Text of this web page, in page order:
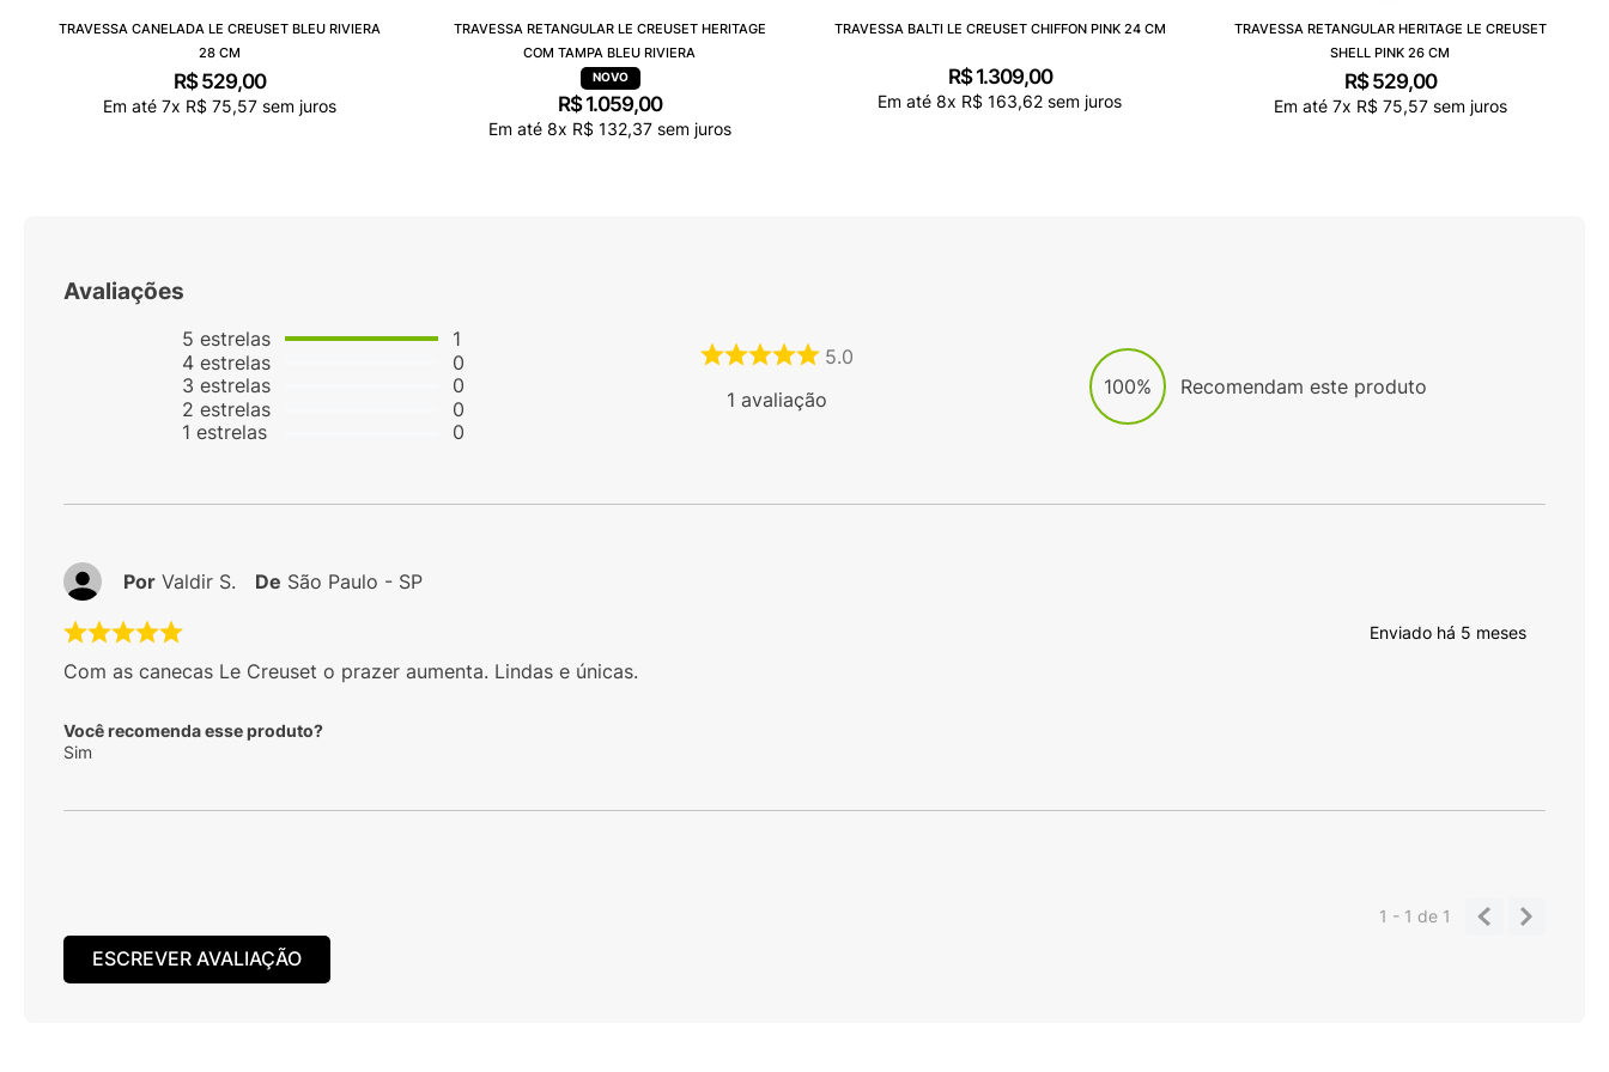
TRAVESSA CANELADA LE CREUSET BLEU RIVIERA
28 CM
R$ 529,00
Em até 7x R$ 75,57sem juros
TRAVESSA RETANGULAR LE CREUSET HERITAGE
COM TAMPA BLEU RIVIERA
R$ 1.059,00
Em até 8x R$ 132,37sem juros
TRAVESSA BALTI LE CREUSET CHIFFON PINK 24 CM
R$ 1.309,00
Em até 8x R$ 163,62 sem juros
TRAVESSA RETANGULAR HERITAGE LE CREUSET
SHELL PINK 26 CM
R$ 529,00
Em até 7x R$ 75,57sem juros
Avaliações
5 estrelas
4estrelas
3 estrelas
2 estrelas
1 estrelas
1
0
0
0
0
5.0
1 avaliação
100% Recomendam este produto
Enviado há 5 meses
Com as canecas Le Creuset o prazer aumenta. Lindas e únicas.
Você recomenda esse produto?
Sim
Por Valdir S. De São Paulo - SP
1 - 1de 1
ESCREVER AVALIAÇÃO